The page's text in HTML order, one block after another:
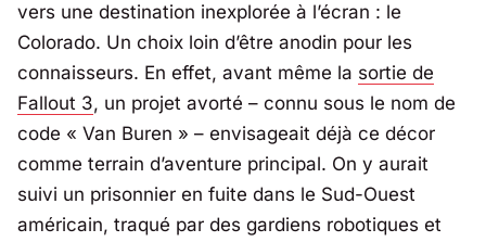
vers une destination inexplorée à l’écran : le
Colorado. Un choix loin d’être anodin pour les
connaisseurs. En effet, avant même la sortie de
Fallout 3, un projet avorté – connu sous le nom de
code « Van Buren » – envisageait déjà ce décor
comme terrain d’aventure principal. On y aurait
suivi un prisonnier en fuite dans le Sud-Ouest
américain, traqué par des gardiens robotiques et